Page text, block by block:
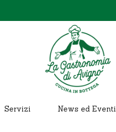
Servizi News ed Eventi